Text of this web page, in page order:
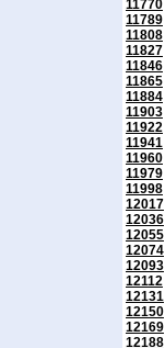
11770
11789
11808
11827
11846
11865
11884
11903
11922
11941
11960
11979
11998
12017
12036
12055
12074
12093
12112
12131
12150
12169
12188